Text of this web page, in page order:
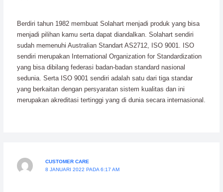
Berdiri tahun 1982 membuat Solahart menjadi produk yang bisa
menjadi pilihan kamu serta dapat diandalkan. Solahart sendiri
sudah memenuhi Australian Standart AS2712, ISO 9001. ISO
sendiri merupakan International Organization for Standardization
yang bisa dibilang federasi badan-badan standard nasional
sedunia. Serta ISO 9001 sendiri adalah satu dari tiga standar
yang berkaitan dengan persyaratan sistem kualitas dan ini
merupakan akreditasi tertinggi yang di dunia secara internasional.
CUSTOMER CARE
8 JANUARI 2022 PADA 6:17 AM